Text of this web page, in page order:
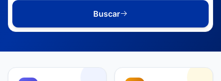
Buscar